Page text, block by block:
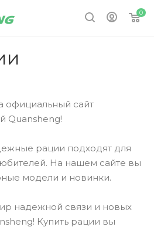
0
официальный сайт
Quansheng!
рации подходят для
На нашем сайте вы
модели и новинки.
надежной связи и новых
Купить рации вы